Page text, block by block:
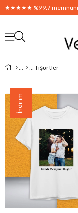
★★★★★ %99,7
Tişörtler
İndirim